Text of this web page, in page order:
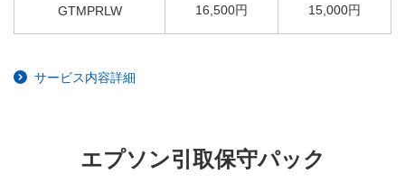
GTMPRLW 16,500円 15,000円
サービス内容詳細
エプソン引取保守パック